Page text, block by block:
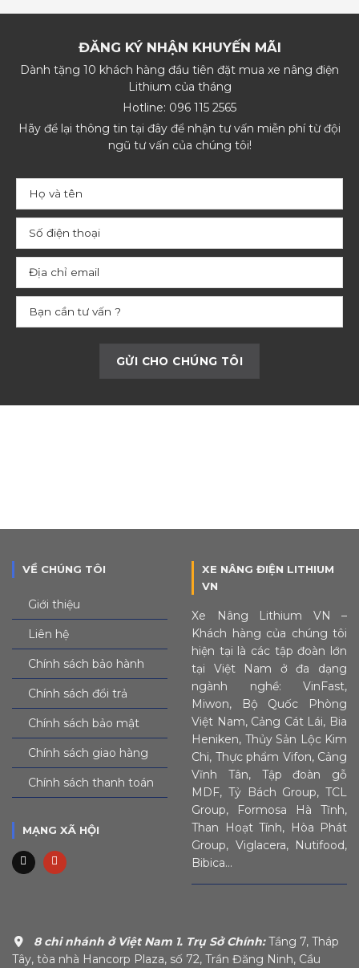
ĐĂNG KÝ NHẬN KHUYẾN MÃI
Dành tặng 10 khách hàng đầu tiên đặt mua xe nâng điện
Lithium của tháng
Hotline: 096 115 2565
Hãy để lại thông tin tại đây để nhận tư vấn miễn phí từ đội
ngũ tư vấn của chúng tôi!
VỀ CHÚNG TÔI
Giới thiệu
Liên hệ
Chính sách bảo hành
Chính sách đổi trả
Chính sách bảo mật
Chính sách giao hàng
Chính sách thanh toán
MẠNG XÃ HỘI
XE NÂNG ĐIỆN LITHIUM
VN
Xe Nâng Lithium VN –
Khách hàng của chúng tôi
hiện tại là các tập đoàn lớn
tại Việt Nam ở đa dạng
ngành nghề: VinFast,
Miwon, Bộ Quốc Phòng
Việt Nam, Cảng Cát Lái, Bia
Heniken, Thủy Sản Lộc Kim
Chi, Thực phẩm Vifon, Cảng
Vĩnh Tân, Tập đoàn gỗ
MDF, Tỷ Bách Group, TCL
Group, Formosa Hà Tĩnh,
Than Hoạt Tính, Hòa Phát
Group, Viglacera, Nutifood,
Bibica…
8 chi nhánh ở Việt Nam 1. Trụ Sở Chính:Tầng 7, Tháp
Tây, tòa nhà Hancorp Plaza, số 72, Trần Đăng Ninh, Cầu